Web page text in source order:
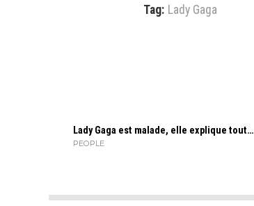
Tag: Lady Gaga
Lady Gaga est malade, elle explique tout…
PEOPLE